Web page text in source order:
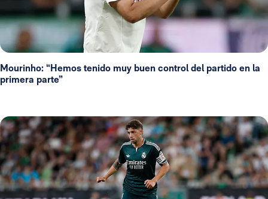
Mourinho: “Hemos tenido muy buen control del partido en la
primera parte”